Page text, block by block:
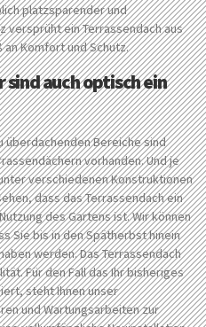
platzsparender und
ein Terrassendach aus
an Komfort und Schutz.
auch optisch ein
überdachenden Bereiche sind
vorhanden. Und je
verschiedenen Konstruktionen
dass das Terrassendach ein
des Gartens ist. Wir können
Sie bis in den Spätherbst hinein
werden. Das Terrassendach
Für den Fall das Ihr bisheriges
steht Ihnen unser
und Wartungsarbeiten zur